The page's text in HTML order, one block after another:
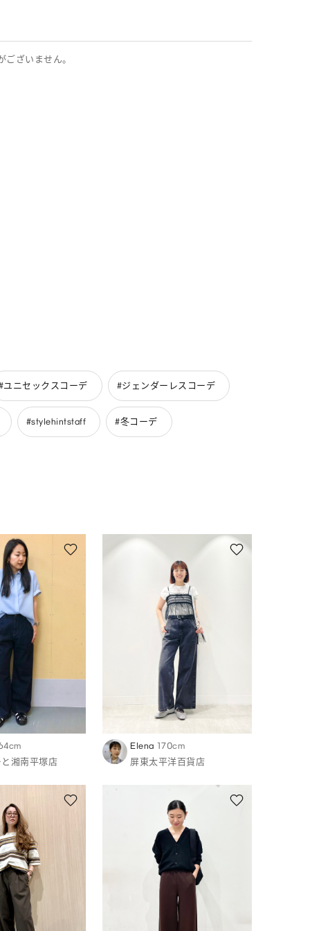
ざいません。
ユニセックスコーデ #ジェンダーレスコーデ
#stylehintstaff #冬コーデ
湘南平塚店
Elena 170cm
屏東太平洋百貨店